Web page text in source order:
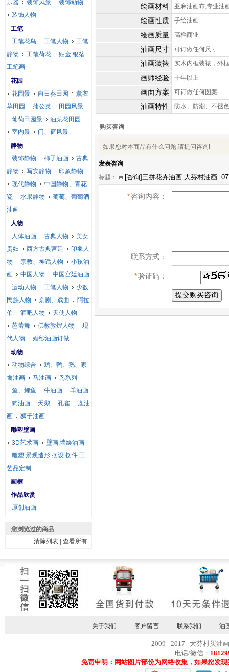
绘画材料 亚麻油画布,专业油
绘画性质 手绘油画
绘画质量 高档商业
油画尺寸 可订做任何尺寸
油画装裱 实木内框装裱，外
画师经验 十年以上
画面方案 可订做任何图案
油画特性 防水、防潮、不褪色
购买咨询
如果您对本商品有什么问题,请提问咨询!
发表咨询
标题：
*咨询内容：
联系方式：
*验证码：
乐器 装饰风景
装饰动物
装饰人物
工笔
工笔花鸟
工笔人物
工笔
静物
工笔荷花
贴金 银箔
工笔画
花园
花园景
向日葵田园
薰衣
草田园
蒲公英
田园风景
葡萄田园景
油菜花田园
室内景
门、窗风景
静物
装饰静物
柿子油画
古典
静物
写实静物
印象静物
现代静物
中国静物、青花
瓷
水果静物
葡萄、葡萄酒
油画
人物
人体油画
古典人物
美女
贵妇
西方古典宫廷
印象人
物
宗教、神话人物
小孩油
画
中国人物
中国宫廷油画
运动人物
工笔人物
少数
民族人物
京剧、戏曲
阿拉
伯
酒吧人物
天使人物
芭蕾舞
佛教敦煌人物
现
代人物
婚纱油画订做
动物
动物综合
鸡、鸭、鹅、家
禽油画
马油画
鸟系列
鱼、鲤鱼
牛油画
羊油画
狗油画
天鹅 孔雀
鹿油
画
狮子油画
雕塑壁画
3D艺术画
壁画,墙绘油画
雕塑 景观造形 摆设 摆件 工
艺品定制
画框
作品欣赏
原创油画
您浏览过的商品
清除列表 |查看所有
关于我们 客户留言 联系我们 油
2009 - 2017 大芬村买油
电话/微信：
免责申明：网站图片部份为网络收集，如果您发